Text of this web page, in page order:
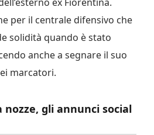
per il centrale difensivo che
solidità quando è stato
anche a segnare il suo
marcatori.
nozze, gli annunci social